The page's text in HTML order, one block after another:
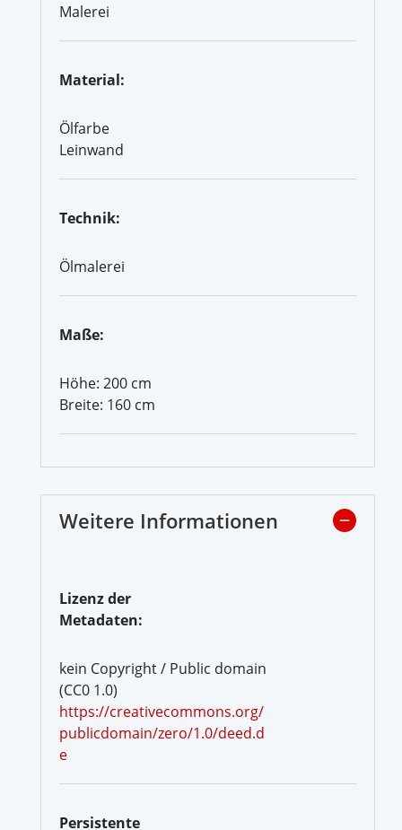
Malerei
Material:
Ölfarbe
Leinwand
Technik:
Ölmalerei
Maße:
Höhe: 200 cm
Breite: 160 cm
Weitere Informationen
Lizenz der
Metadaten:
kein Copyright / Public domain
(CC0 1.0)
https://creativecommons.org/
publicdomain/zero/1.0/deed.d
e
Persistente